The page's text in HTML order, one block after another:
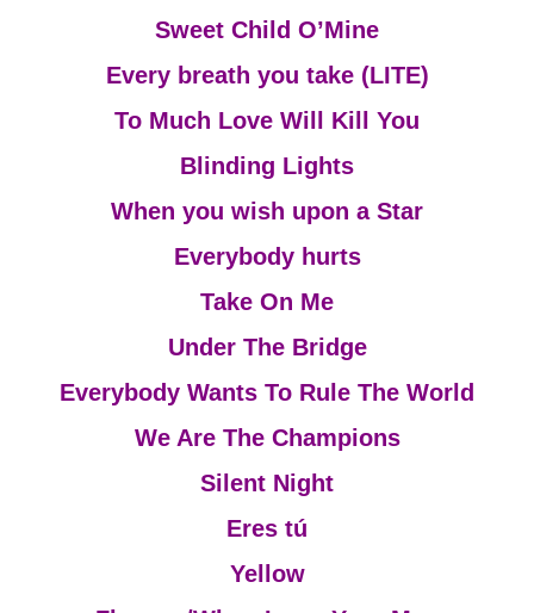
Sweet Child O’Mine
Every breath you take (LITE)
To Much Love Will Kill You
Blinding Lights
When you wish upon a Star
Everybody hurts
Take On Me
Under The Bridge
Everybody Wants To Rule The World
We Are The Champions
Silent Night
Eres tú
Yellow